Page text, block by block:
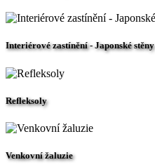
Interiérové zastínění - Japonské stěny
Refleksoly
Venkovní žaluzie